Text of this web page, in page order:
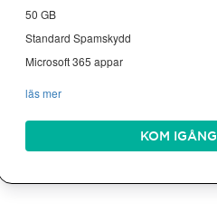
50 GB
Standard Spamskydd
Microsoft 365 appar
läs mer
KOM IGÅNG